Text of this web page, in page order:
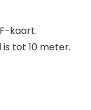
kaart.
tot 10 meter.